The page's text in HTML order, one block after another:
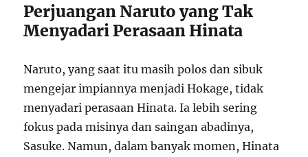
Perjuangan Naruto yang Tak
Menyadari Perasaan Hinata
Naruto, yang saat itu masih polos dan sibuk
mengejar impiannya menjadi Hokage, tidak
menyadari perasaan Hinata. Ia lebih sering
fokus pada misinya dan saingan abadinya,
Sasuke. Namun, dalam banyak momen, Hinata